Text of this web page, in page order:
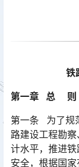
铁
第一章 总 则
第一条 为了规
路建设工程勘
计水平，推进
安全，根据国家